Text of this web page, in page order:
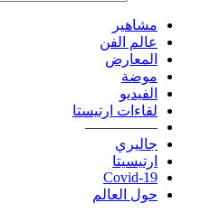
مشاهير
عالم الفن
المعارض
موضة
الفيديو
لقاءات ارتيستا
—————
جاليري
ارتيسيتا
Covid-19
حول العالم